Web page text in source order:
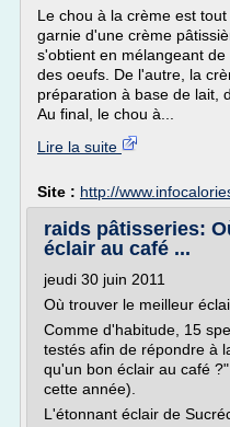
Le chou à la crème est
garnie d'une crème
s'obtient en mélangeant
des oeufs. De l'autre, la
préparation à base de lait,
Au final, le chou à...
Lire la suite
Site : http://
raids pâtisseries:
éclair au café ...
jeudi 30 juin 2011
Où trouver le meilleur
Comme d'habitude, 15
testés afin de répondre à
qu'un bon éclair au café
cette année).
L'étonnant éclair de